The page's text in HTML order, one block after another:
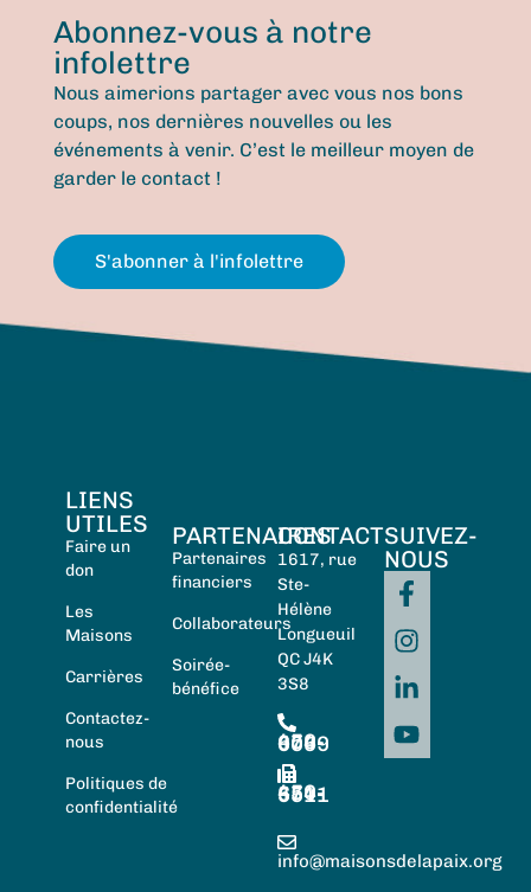
Abonnez-vous à notre
infolettre
Nous aimerions partager avec vous nos bons
coups, nos dernières nouvelles ou les
événements à venir. C’est le meilleur moyen de
garder le contact !
S'abonner à l'infolettre
LIENS
UTILES
Faire un
don
Les
Maisons
Carrières
Contactez-
nous
Politiques de
confidentialité
PARTENAIRES
Partenaires
financiers
Collaborateurs
Soirée-
bénéfice
CONTACT
1617, rue
Ste-
Hélène
Longueuil
QC J4K
3S8
450-674-0059
450-674-5511
info@maisonsdelapaix.org
SUIVEZ-
NOUS